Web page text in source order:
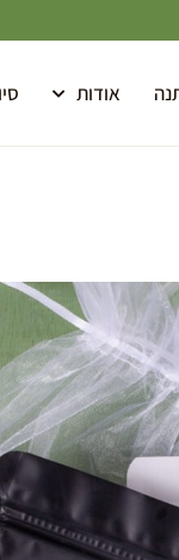
אודות